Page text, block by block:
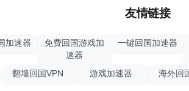
友情链接
加速器
免费回国游戏加
速器
一键回国加速器
翻墙回国VPN 游戏加速器 海外回